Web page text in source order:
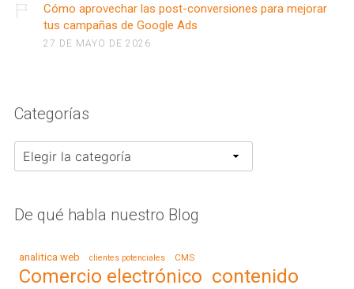
Cómo aprovechar las post-conversiones para mejorar
tus campañas de Google Ads
27 DE MAYO DE 2026
Categorías
Categorías
De qué habla nuestro Blog
analitica web clientes potenciales CMS
Comercio electrónico contenido